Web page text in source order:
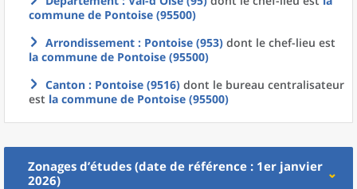
commune de Pontoise (95500)
Arrondissement : Pontoise (953) dont le chef-lieu est
la commune de Pontoise (95500)
Canton : Pontoise (9516) dont le bureau centralisateur
est la commune de Pontoise (95500)
Zonages d’études (date de référence : 1er janvier
2026)